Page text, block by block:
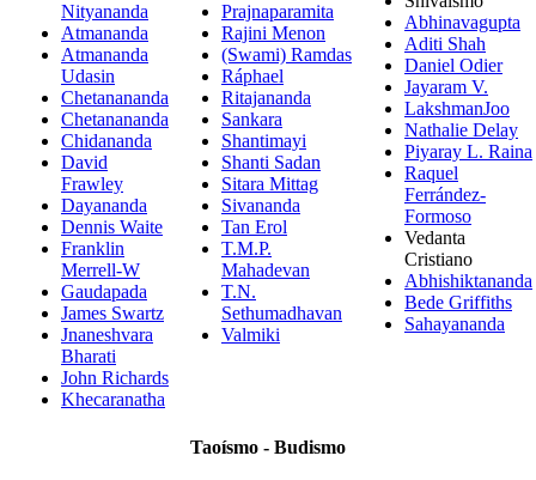
Nityananda
Atmananda
Atmananda
Udasin
Chetanananda
Chetanananda
Chidananda
David
Frawley
Dayananda
Dennis Waite
Franklin
Merrell-W
Gaudapada
James Swartz
Jnaneshvara
Bharati
John Richards
Khecaranatha
Prajnaparamita
Rajini Menon
(Swami) Ramdas
Ráphael
Ritajananda
Sankara
Shantimayi
Shanti Sadan
Sitara Mittag
Sivananda
Tan Erol
T.M.P.
Mahadevan
T.N.
Sethumadhavan
Valmiki
Abhinavagupta
Aditi Shah
Daniel Odier
Jayaram V.
LakshmanJoo
Nathalie Delay
Piyaray L. Raina
Raquel
Ferrández-
Formoso
Vedanta
Cristiano
Abhishiktananda
Bede Griffiths
Sahayananda
Taoísmo - Budismo